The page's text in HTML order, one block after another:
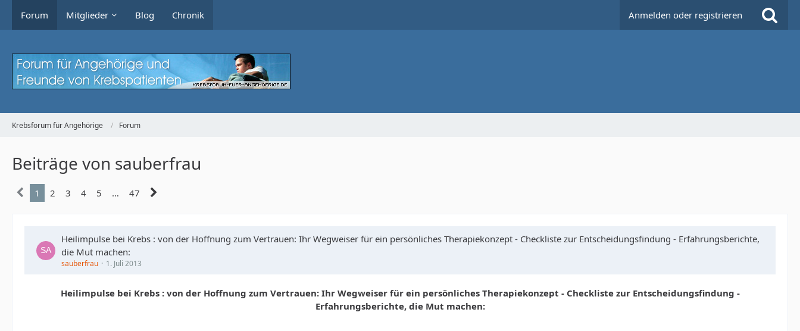
Forum Mitglieder Blog Chronik Anmelden oder registrieren
Krebsforum für Angehörige Forum
Beiträge von sauberfrau
1 2 3 4 5 … 47
Heilimpulse bei Krebs : von der Hoffnung zum Vertrauen: Ihr Wegweiser für ein persönliches Therapiekonzept - Checkliste zur Entscheidungsfindung - Erfahrungsberichte,
die Mut machen:
sauberfrau 1. Juli 2013
Heilimpulse bei Krebs : von der Hoffnung zum Vertrauen: Ihr Wegweiser für ein persönliches Therapiekonzept - Checkliste zur Entscheidungsfindung -
Erfahrungsberichte, die Mut machen: